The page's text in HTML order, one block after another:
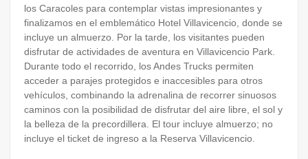
los Caracoles para contemplar vistas impresionantes y
finalizamos en el emblemático Hotel Villavicencio, donde se
incluye un almuerzo. Por la tarde, los visitantes pueden
disfrutar de actividades de aventura en Villavicencio Park.
Durante todo el recorrido, los Andes Trucks permiten
acceder a parajes protegidos e inaccesibles para otros
vehículos, combinando la adrenalina de recorrer sinuosos
caminos con la posibilidad de disfrutar del aire libre, el sol y
la belleza de la precordillera. El tour incluye almuerzo; no
incluye el ticket de ingreso a la Reserva Villavicencio.